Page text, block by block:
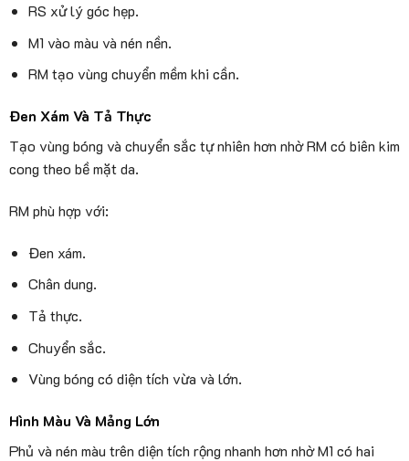
RS xử lý góc hẹp.
M1 vào màu và nén nền.
RM tạo vùng chuyển mềm khi cần.
Đen Xám Và Tả Thực
Tạo vùng bóng và chuyển sắc tự nhiên hơn nhờ RM có biên kim
cong theo bề mặt da.
RM phù hợp với:
Đen xám.
Chân dung.
Tả thực.
Chuyển sắc.
Vùng bóng có diện tích vừa và lớn.
Hình Màu Và Mảng Lớn
Phủ và nén màu trên diện tích rộng nhanh hơn nhờ M1 có hai